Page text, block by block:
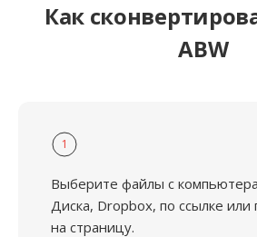
Как
ABW
1
Выберите файлы с
Диска, Dropbox, по ссылке
на страницу.